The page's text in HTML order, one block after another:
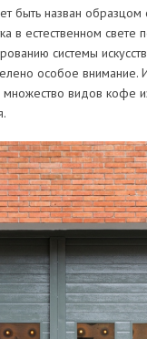
быть назван образцом
в естественном
системы
особое внимание.
видов кофе